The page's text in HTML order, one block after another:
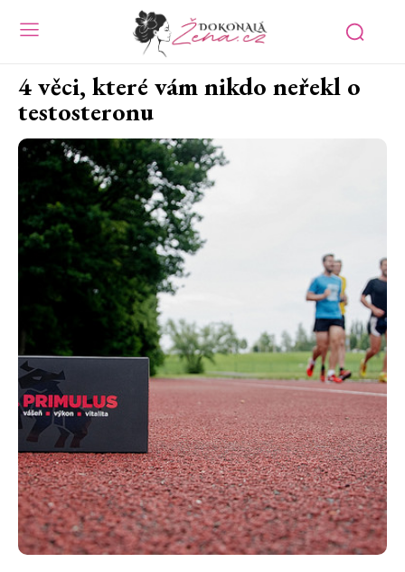
4 věci, které vám nikdo neřekl o
testosteronu